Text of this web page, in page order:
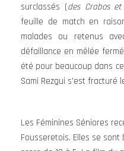
surclassés (des Crabos et
feuille de match en
malades ou retenus
défaillance en mêlée
été pour beaucoup dans
Sami Rezgui s’est fracturé
Les Féminines Séniores
Fousseretois. Elles se